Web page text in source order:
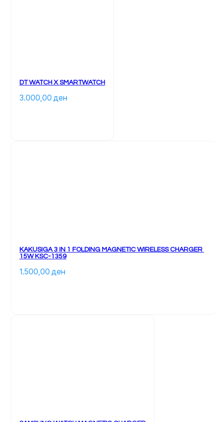
DT WATCH X SMARTWATCH
3.000,00 ден
KAKUSIGA 3 IN 1 FOLDING MAGNETIC WIRELESS CHARGER
15W KSC-1359
1.500,00 ден